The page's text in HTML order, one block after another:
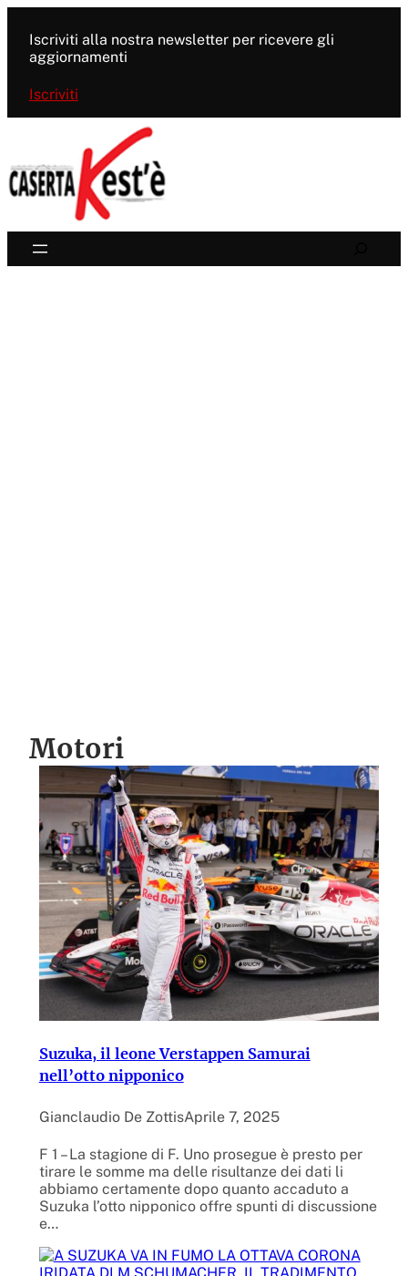
contenuto
Iscriviti alla nostra newsletter per ricevere gli
aggiornamenti
Iscriviti
Motori
Suzuka, il leone Verstappen Samurai
nell’otto nipponico
Gianclaudio De ZottisAprile 7, 2025
F 1 – La stagione di F. Uno prosegue è presto per
tirare le somme ma delle risultanze dei dati li
abbiamo certamente dopo quanto accaduto a
Suzuka l’otto nipponico offre spunti di discussione
e…